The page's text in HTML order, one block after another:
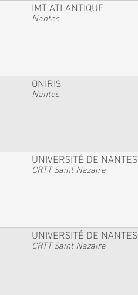
IMT ATLANTIQUE
Nantes
ONIRIS
Nantes
UNIVERSITÉ DE NANTES
CRTT Saint Nazaire
UNIVERSITÉ DE NANTES
CRTT Saint Nazaire